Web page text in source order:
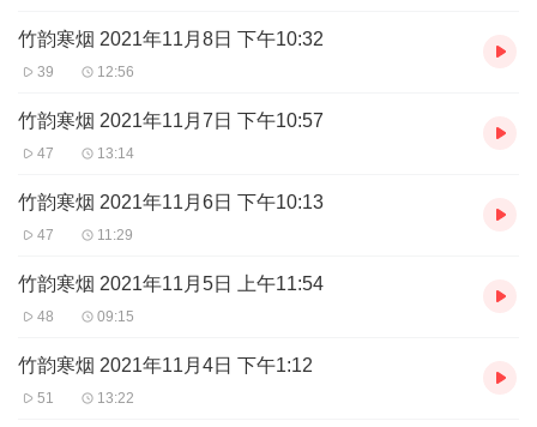
竹韵寒烟 2021年11月8日 下午10:32
39 12:56
竹韵寒烟 2021年11月7日 下午10:57
47 13:14
竹韵寒烟 2021年11月6日 下午10:13
47 11:29
竹韵寒烟 2021年11月5日 上午11:54
48 09:15
竹韵寒烟 2021年11月4日 下午1:12
51 13:22